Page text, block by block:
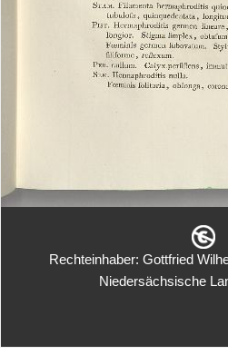
Rechteinhaber: Gottfried
Niedersächsische